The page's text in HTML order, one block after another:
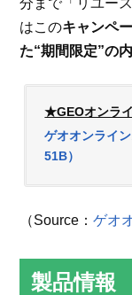
はこのキャンペ
た“期間限定”の
★GEOオンラ
ゲオオンライ
51B）
（Source：ゲオ
製品情報